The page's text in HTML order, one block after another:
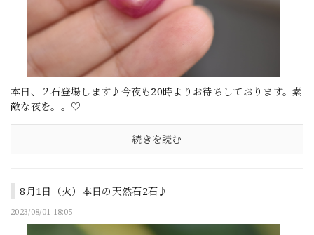
本日、２石登場します♪今夜も20時よりお待ちしております。素
敵な夜を。。♡
続きを読む
8月1日（火）本日の天然石2石♪
2023/08/01 18:05